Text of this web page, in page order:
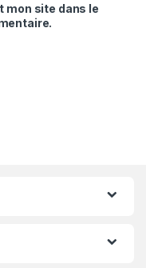
mon site dans le